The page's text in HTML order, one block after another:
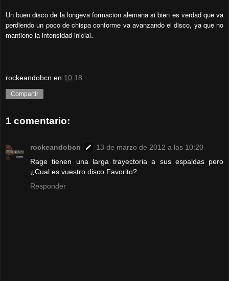
Un buen disco de la longeva formacion alemana si bien es verdad que va
perdiendo un poco de chispa conforme va avanzando el disco, ya que no
mantiene la intensidad inicial.
rockeandobcn en 10:18
Compartir
1 comentario:
rockeandobcn
13 de marzo de 2012 a las 10:20
Rage tienen una larga trayectoria a sus espaldas pero
¿Cual es vuestro disco Favorito?
Responder